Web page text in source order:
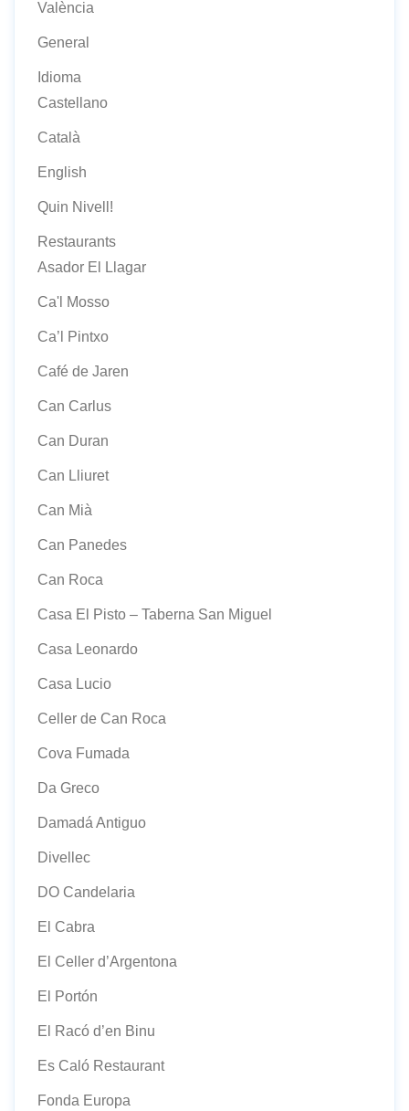
València
General
Idioma
Castellano
Català
English
Quin Nivell!
Restaurants
Asador El Llagar
Ca'l Mosso
Ca’l Pintxo
Café de Jaren
Can Carlus
Can Duran
Can Lliuret
Can Mià
Can Panedes
Can Roca
Casa El Pisto – Taberna San Miguel
Casa Leonardo
Casa Lucio
Celler de Can Roca
Cova Fumada
Da Greco
Damadá Antiguo
Divellec
DO Candelaria
El Cabra
El Celler d’Argentona
El Portón
El Racó d’en Binu
Es Caló Restaurant
Fonda Europa